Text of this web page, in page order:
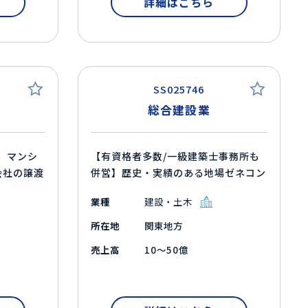
マンシ
の譲渡
SS025746
総合建設業
【有資格者多数/一級建築士事務所も
併営】歴史・実績のある地場ゼネコン
業種
建設・土木
所在地
関東地方
売上高
10～50億